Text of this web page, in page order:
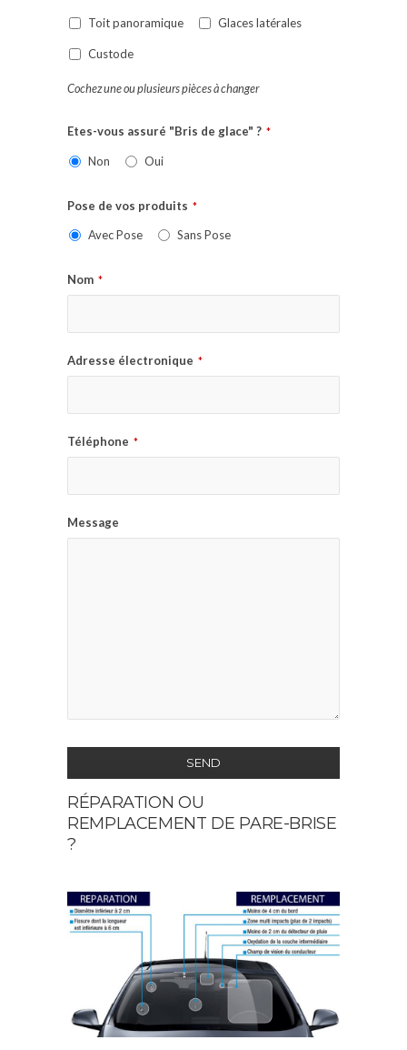
Toit panoramique Glaces latérales
Custode
Cochez une ou plusieurs pièces à changer
Etes-vous assuré "Bris de glace" ? *
Non Oui
Pose de vos produits *
Avec Pose Sans Pose
Nom *
Adresse électronique *
Téléphone *
Message
SEND
This
field
should
left
blank
RÉPARATION OU
REMPLACEMENT DE PARE-BRISE
?